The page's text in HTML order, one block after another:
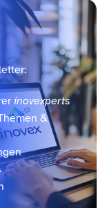
inovexperts
&